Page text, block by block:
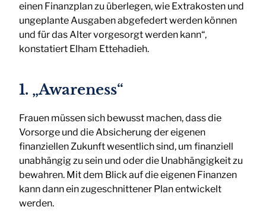
einen Finanzplan zu überlegen, wie Extrakosten und
ungeplante Ausgaben abgefedert werden können
und für das Alter vorgesorgt werden kann“,
konstatiert Elham Ettehadieh.
1. „Awareness“
Frauen müssen sich bewusst machen, dass die
Vorsorge und die Absicherung der eigenen
finanziellen Zukunft wesentlich sind, um finanziell
unabhängig zu sein und oder die Unabhängigkeit zu
bewahren. Mit dem Blick auf die eigenen Finanzen
kann dann ein zugeschnittener Plan entwickelt
werden.